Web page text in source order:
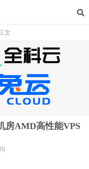
文
房AMD高性能VPS